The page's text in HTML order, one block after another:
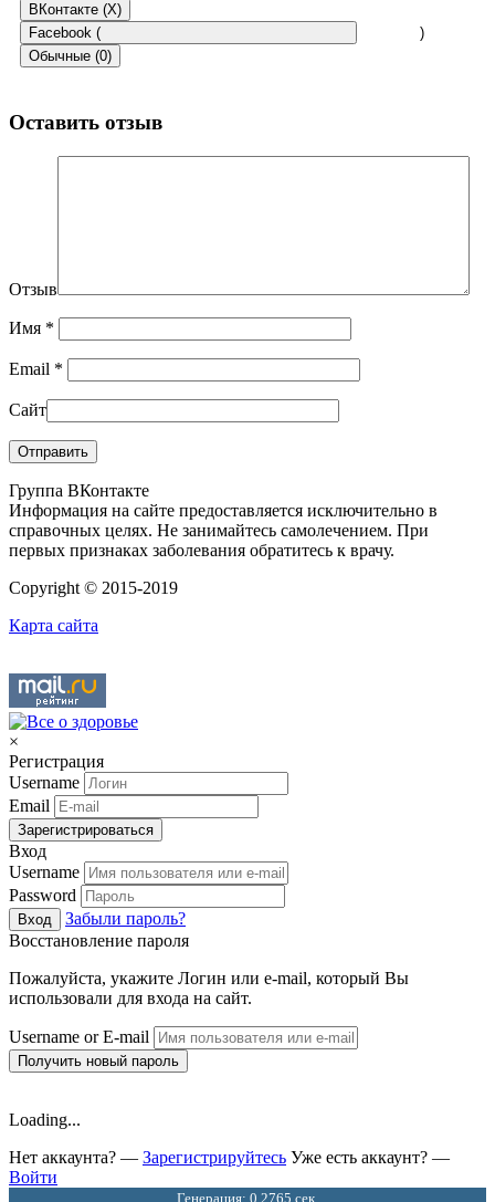
ВКонтакте (X)
Facebook (
)
Обычные (0)
Оставить отзыв
Отзыв
Имя *
Email *
Сайт
Группа ВКонтакте
Информация на сайте предоставляется исключительно в
справочных целях. Не занимайтесь самолечением. При
первых признаках заболевания обратитесь к врачу.
Copyright © 2015-2019
Карта сайта
×
Регистрация
Username
Email
Зарегистрироваться
Вход
Username
Password
Вход
Забыли пароль?
Восстановление пароля
Пожалуйста, укажите Логин или e-mail, который Вы
использовали для входа на сайт.
Username or E-mail
Получить новый пароль
Loading...
Нет аккаунта? — Зарегистрируйтесь Уже есть аккаунт? —
Войти
Генерация: 0.2765 сек.